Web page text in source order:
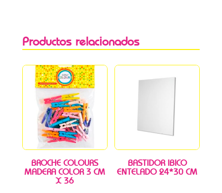
Productos relacionados
BROCHE COLOURS
MADERA COLOR 3 CM
X 36
BASTIDOR IBICO
ENTELADO 24*30 CM